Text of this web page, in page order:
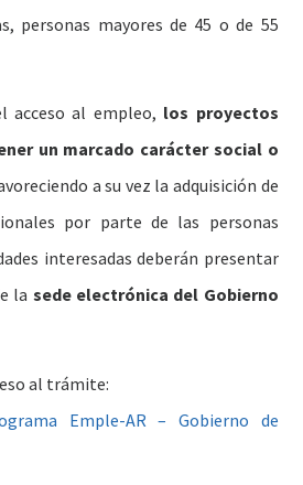
personas mayores de 45 o de 55
acceso al empleo, los proyectos
un marcado carácter social o
a su vez la adquisición de
por parte de las personas
interesadas deberán presentar
la sede electrónica del Gobierno
al trámite:
Emple-AR – Gobierno de